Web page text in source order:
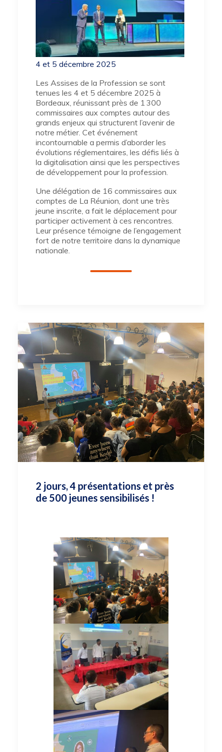
4 et 5 décembre 2025
Les Assises de la Profession se sont
tenues les 4 et 5 décembre 2025 à
Bordeaux, réunissant près de 1 300
commissaires aux comptes autour des
grands enjeux qui structurent l’avenir de
notre métier. Cet événement
incontournable a permis d’aborder les
évolutions réglementaires, les défis liés à
la digitalisation ainsi que les perspectives
de développement pour la profession.
Une délégation de 16 commissaires aux
comptes de La Réunion, dont une très
jeune inscrite, a fait le déplacement pour
participer activement à ces rencontres.
Leur présence témoigne de l’engagement
fort de notre territoire dans la dynamique
nationale.
2 jours, 4 présentations et près
de 500 jeunes sensibilisés !